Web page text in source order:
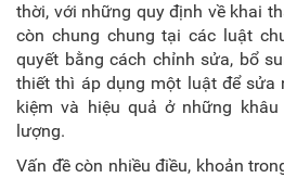
thời, với những quy định về khai
còn chung chung tại các luật
quyết bằng cách chỉnh sửa, bổ
thiết thì áp dụng một luật để sửa
kiệm và hiệu quả ở những
lượng.
Vấn đề còn nhiều điều, khoản